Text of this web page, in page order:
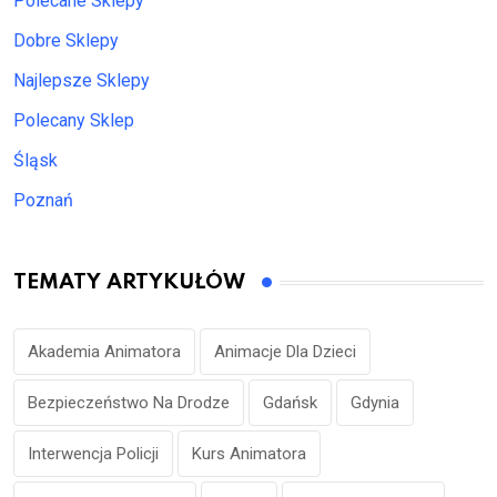
Dobre Sklepy
Najlepsze Sklepy
Polecany Sklep
Śląsk
Poznań
TEMATY ARTYKUŁÓW
Akademia Animatora Animacje Dla Dzieci
Bezpieczeństwo Na Drodze Gdańsk Gdynia
Interwencja Policji Kurs Animatora